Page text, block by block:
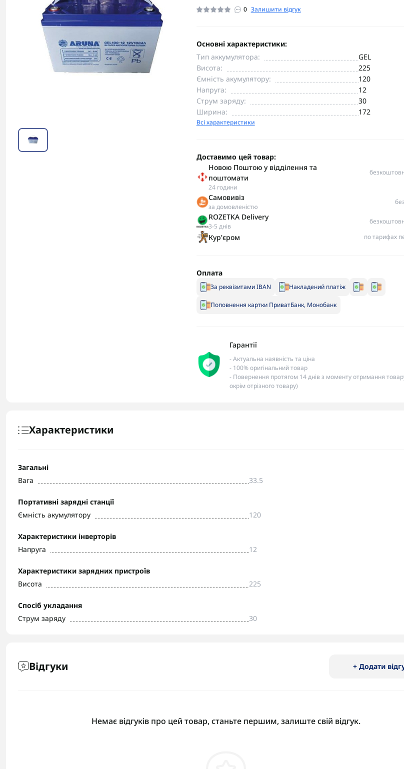
0 Залишити відгук
Основні характеристики:
Тип аккумулятора:
GEL
Висота:
225
Ємність акумулятору:
120
Напруга:
12
Струм заряду:
30
Ширина:
172
Всі характеристики
Доставимо цей товар:
Новою Поштою у відділення та
поштомати
24 години
Самовивіз
за домовленістю
ROZETKA Delivery
3-5 днів
Курʼєром по тарифах
Оплата
За реквізитами IBAN Накладений платіж
Поповнення картки ПриватБанк, Монобанк
Гарантії
- Актуальна наявність та ціна
- 100% оригінальний товар
- Повернення протягом 14 днів з моменту отримання
окрім отрізного товару)
Характеристики
Загальні
Вага
33.5
Портативні зарядні станції
Ємність акумулятору
120
Характеристики інверторів
Напруга
12
Характеристики зарядних пристроїв
Висота
225
Спосіб укладання
Струм заряду
30
Відгуки + Додати
Немає відгуків про цей товар, станьте першим, залиште свій відгук.